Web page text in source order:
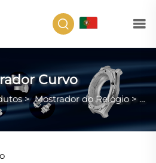
Curvo
>Mostrador do Relógio >